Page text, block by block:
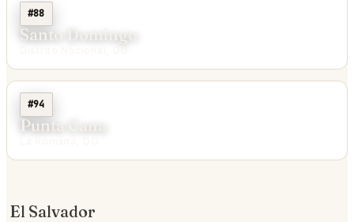
#88
Santo Domingo
#94
Punta Cana
El Salvador